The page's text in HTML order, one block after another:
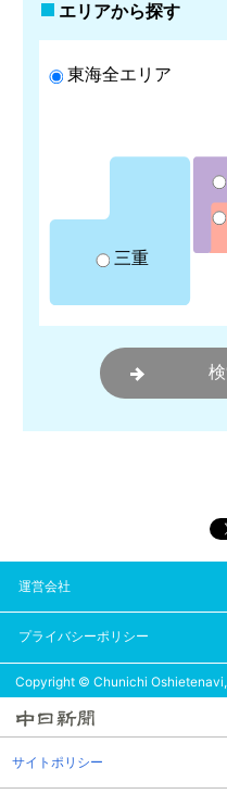
エリアから探す
東海全エリア
三重
運営会社
プライバシーポリシー
Copyright © Chunichi
サイトポリシー